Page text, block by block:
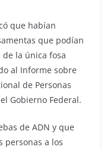
que habían
que podían
la única fosa
al Informe sobre
de Personas
Gobierno Federal.
de ADN y que
personas a los